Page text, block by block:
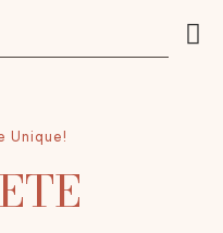
Unique!